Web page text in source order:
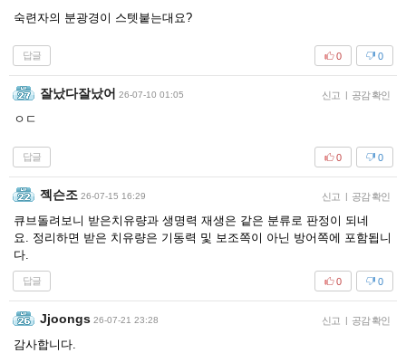
숙련자의 분광경이 스텟붙는대요?
답글 0
0
잘났다잘났어 26-07-10 01:05 신고 | 공감 확인
ㅇㄷ
답글 0
0
젝슨조 26-07-15 16:29 신고 | 공감 확인
큐브돌려보니 받은치유량과 생명력 재생은 같은 분류로 판정이 되네
요. 정리하면 받은 치유량은 기동력 및 보조쪽이 아닌 방어쪽에 포함됩니
다.
답글 0
0
Jjoongs 26-07-21 23:28 신고 | 공감 확인
감사합니다.